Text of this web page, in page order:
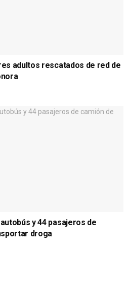
adultos rescatados de red de
y 44 pasajeros de
droga